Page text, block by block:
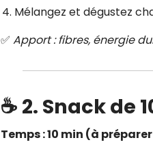
Mélangez et dégustez
✅ Apport : fibres, énergie
☕ 2. Snack de
Temps : 10 min (à